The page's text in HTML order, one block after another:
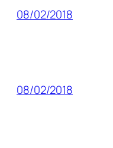
08/02/2018
08/02/2018